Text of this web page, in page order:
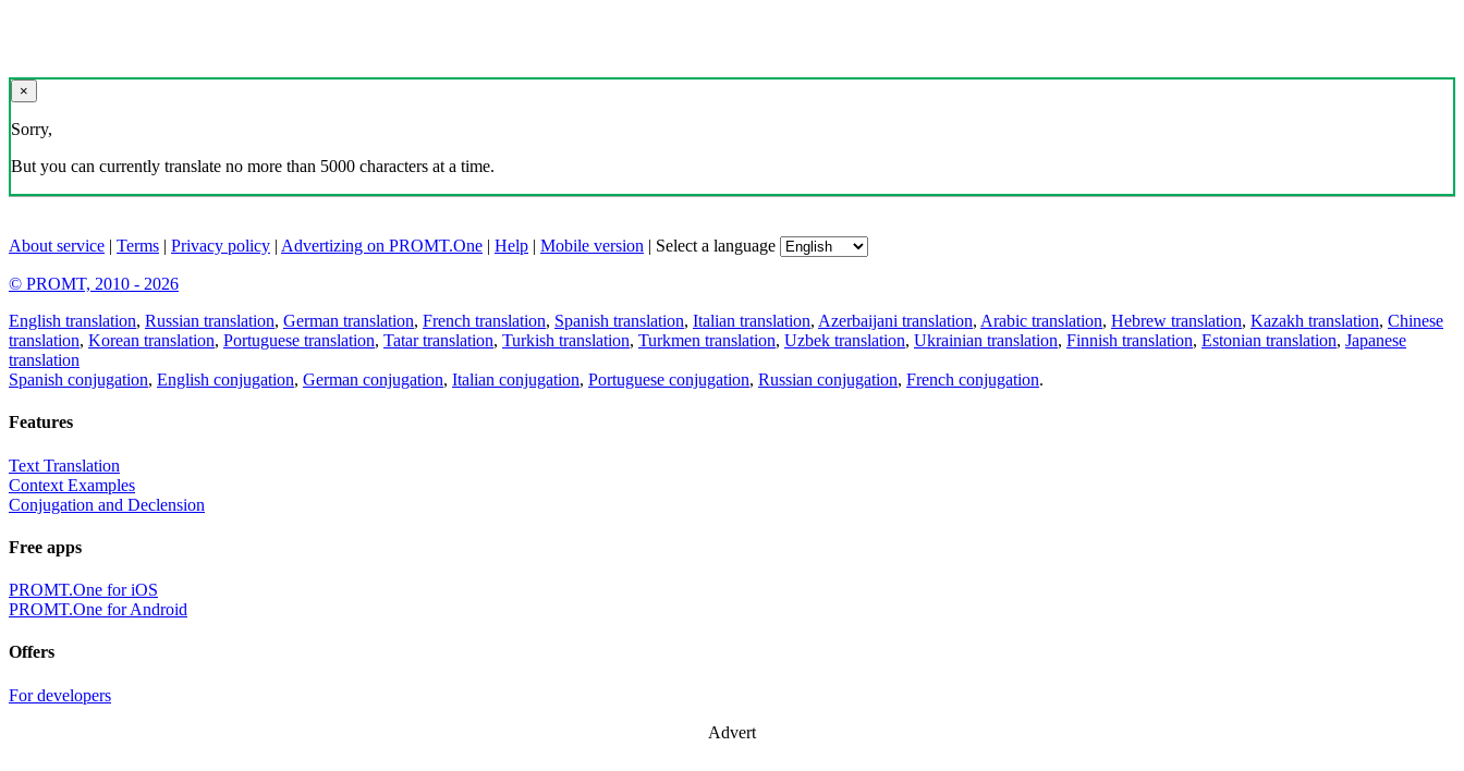
×
Sorry,
But you can currently translate no more than 5000 characters at a time.
About service | Terms | Privacy policy | Advertizing on PROMT.One | Help | Mobile version | Select a language
© PROMT, 2010 - 2026
English translation, Russian translation, German translation, French translation, Spanish translation, Italian translation, Azerbaijani translation, Arabic translation, Hebrew translation, Kazakh translation, Chinese
translation, Korean translation, Portuguese translation, Tatar translation, Turkish translation, Turkmen translation, Uzbek translation, Ukrainian translation, Finnish translation, Estonian translation, Japanese
translation
Spanish conjugation, English conjugation, German conjugation, Italian conjugation, Portuguese conjugation, Russian conjugation, French conjugation.
Features
Text Translation
Context Examples
Conjugation and Declension
Free apps
PROMT.One for iOS
PROMT.One for Android
Offers
For developers
Advert